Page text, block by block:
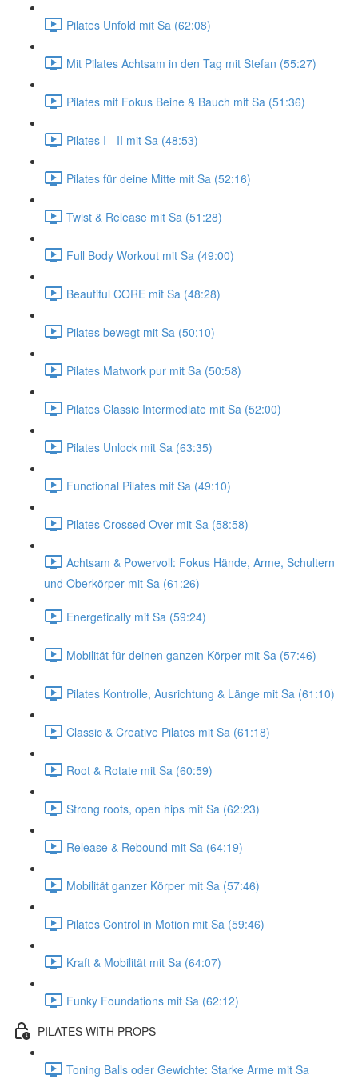
Pilates Unfold mit Sa (62:08)
Mit Pilates Achtsam in den Tag mit Stefan (55:27)
Pilates mit Fokus Beine & Bauch mit Sa (51:36)
Pilates I - II mit Sa (48:53)
Pilates für deine Mitte mit Sa (52:16)
Twist & Release mit Sa (51:28)
Full Body Workout mit Sa (49:00)
Beautiful CORE mit Sa (48:28)
Pilates bewegt mit Sa (50:10)
Pilates Matwork pur mit Sa (50:58)
Pilates Classic Intermediate mit Sa (52:00)
Pilates Unlock mit Sa (63:35)
Functional Pilates mit Sa (49:10)
Pilates Crossed Over mit Sa (58:58)
Achtsam & Powervoll: Fokus Hände, Arme, Schultern
und Oberkörper mit Sa (61:26)
Energetically mit Sa (59:24)
Mobilität für deinen ganzen Körper mit Sa (57:46)
Pilates Kontrolle, Ausrichtung & Länge mit Sa (61:10)
Classic & Creative Pilates mit Sa (61:18)
Root & Rotate mit Sa (60:59)
Strong roots, open hips mit Sa (62:23)
Release & Rebound mit Sa (64:19)
Mobilität ganzer Körper mit Sa (57:46)
Pilates Control in Motion mit Sa (59:46)
Kraft & Mobilität mit Sa (64:07)
Funky Foundations mit Sa (62:12)
PILATES WITH PROPS
Toning Balls oder Gewichte: Starke Arme mit Sa